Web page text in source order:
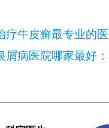
疗牛皮癣最专业的
屑病医院哪家最好